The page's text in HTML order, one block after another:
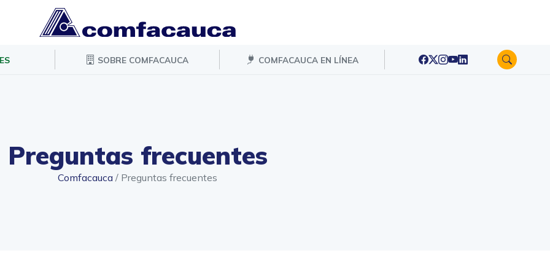
SOBRE COMFACAUCA COMFACAUCA EN LÍNEA
Preguntas frecuentes
Comfacauca / Preguntas frecuentes